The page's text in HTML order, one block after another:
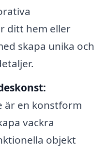
ditt hem eller
skapa unika och
är en konstform
vackra
objekt